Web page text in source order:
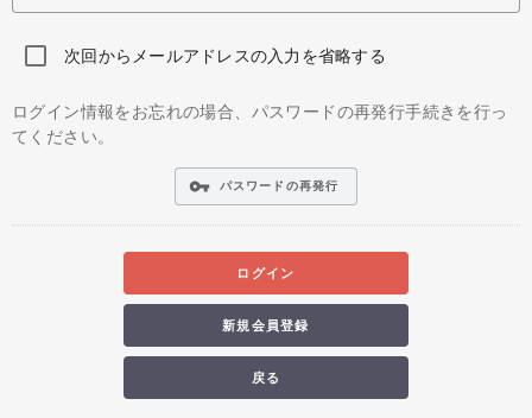
次回からメールアドレスの入力を省略する
ログイン情報をお忘れの場合、パスワードの再発行手続きを行っ
てください。
vpn_key パスワードの再発行
ログイン
新規会員登録
戻る